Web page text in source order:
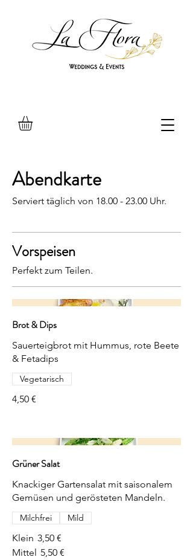
Abendkarte
Serviert täglich von 18.00 - 23.00 Uhr.
Vorspeisen
Perfekt zum Teilen.
Brot & Dips
Sauerteigbrot mit Hummus, rote Beete
& Fetadips
4,50 €
Vegetarisch
Grüner Salat
Knackiger Gartensalat mit saisonalem
Gemüsen und gerösteten Mandeln.
Klein 3,50 €
Mittel 5,50 €
Milchfrei Mild